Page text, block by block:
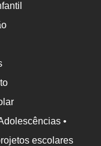
•
escolares